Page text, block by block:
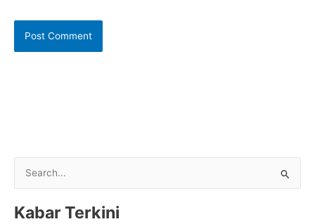
a
Kabar Terkini